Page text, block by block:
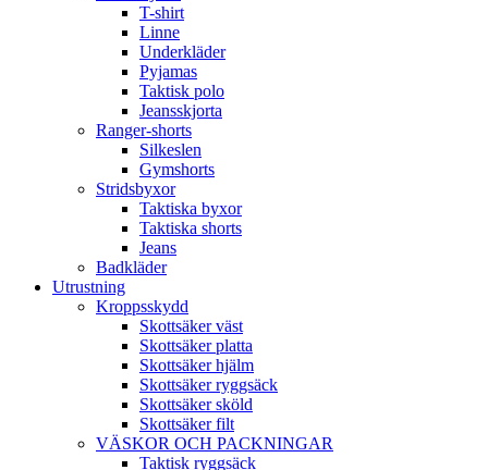
T-shirt
Linne
Underkläder
Pyjamas
Taktisk polo
Jeansskjorta
Ranger-shorts
Silkeslen
Gymshorts
Stridsbyxor
Taktiska byxor
Taktiska shorts
Jeans
Badkläder
Utrustning
Kroppsskydd
Skottsäker väst
Skottsäker platta
Skottsäker hjälm
Skottsäker ryggsäck
Skottsäker sköld
Skottsäker filt
VÄSKOR OCH PACKNINGAR
Taktisk ryggsäck